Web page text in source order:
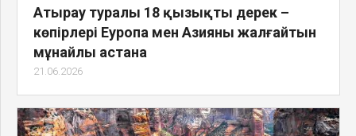
Атырау туралы 18 қызықты дерек –
көпірлері Еуропа мен Азияны жалғайтын
мұнайлы астана
21.06.2026